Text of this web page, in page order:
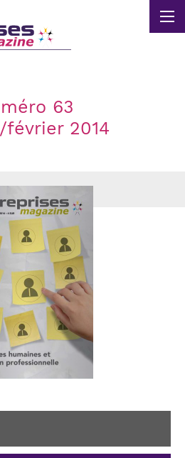
63
février 2014